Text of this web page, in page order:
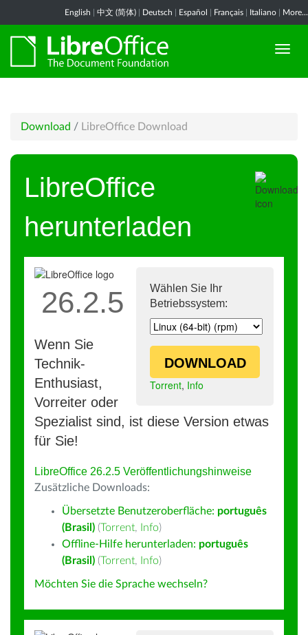
English 中文 (简体) Deutsch Español Français Italiano More...
Download / LibreOffice Download
LibreOffice
herunterladen
Wählen Sie Ihr
Betriebssystem:
DOWNLOAD
Torrent, Info
26.2.5
Wenn Sie
Technik-
Enthusiast,
Vorreiter oder
Spezialist sind, ist diese Version etwas
für Sie!
LibreOffice 26.2.5 Veröffentlichungshinweise
Zusätzliche Downloads:
Übersetzte Benutzeroberfläche: português
(Brasil) (Torrent, Info)
Offline-Hilfe herunterladen: português
(Brasil) (Torrent, Info)
Möchten Sie die Sprache wechseln?